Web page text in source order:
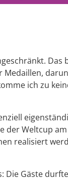
ich zu
Weltcup
realisiert
Die Gäste